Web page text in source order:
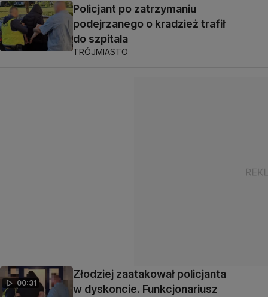
Policjant po zatrzymaniu
podejrzanego o kradzież trafił
do szpitala
TRÓJMIASTO
00:31
Złodziej zaatakował policjanta
w dyskoncie. Funkcjonariusz